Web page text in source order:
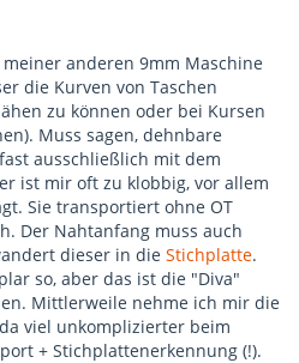
meiner anderen 9mm Maschine
die Kurven von Taschen
zu können oder bei Kursen
Muss sagen, dehnbare
ausschließlich mit dem
ist mir oft zu klobbig, vor allem
Sie transportiert ohne OT
Der Nahtanfang muss auch
dieser in die Stichplatte.
so, aber das ist die "Diva"
Mittlerweile nehme ich mir die
viel unkomplizierter beim
+ Stichplattenerkennung (!).